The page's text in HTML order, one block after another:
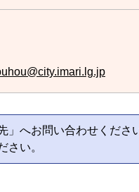
」へお問い合わせくださ
さい。